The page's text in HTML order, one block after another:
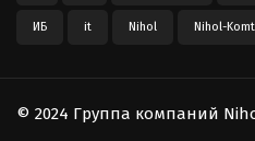
ИБ it Nihol Nihol-
© 2024 Группа компаний